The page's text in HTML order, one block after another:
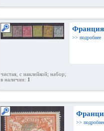
>> подробнее
чистая, с наклейкой; набор;
в наличии: 1
>>